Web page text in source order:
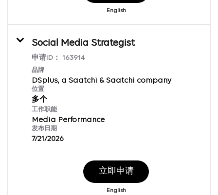
English
Social Media Strategist
申请ID： 163914
品牌
DSplus, a Saatchi & Saatchi company
位置
多个
工作职能
Media Performance
发布日期
7/21/2026
立即申请
English